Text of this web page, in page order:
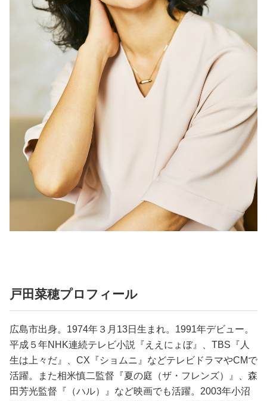
戸田菜穂プロフィール
広島市出身。1974年３月13日生まれ。1991年デビュー。
平成５年NHK連続テレビ小説『ええにょぼ』、TBS『人
生は上々だ』、CX『ショムニ』などテレビドラマやCMで
活躍。また相米慎二監督『夏の庭（ザ・フレンズ）』、森
田芳光監督『（ハル）』など映画でも活躍。2003年小沼